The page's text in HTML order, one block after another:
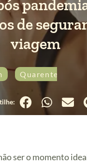
de
viagem
Quarentena
ser o momento